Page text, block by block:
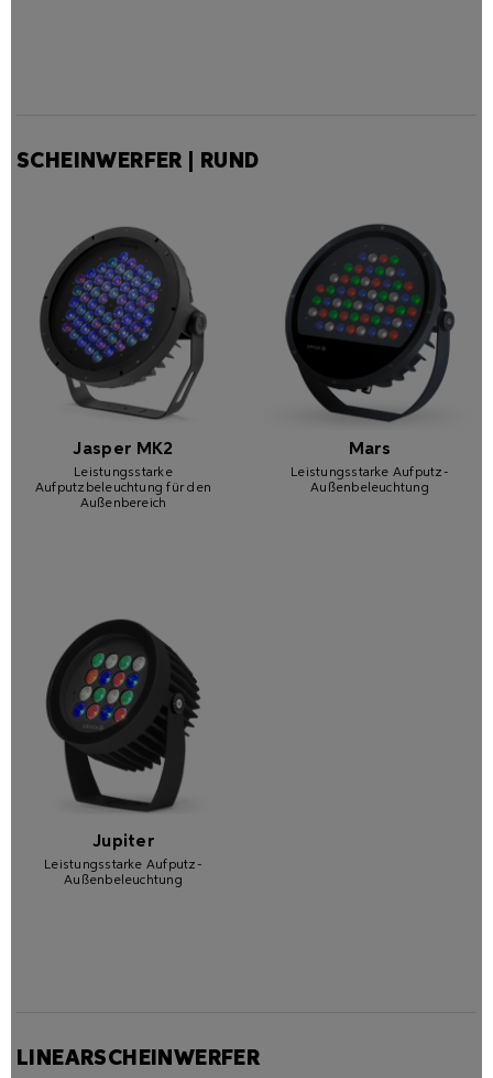
SCHEINWERFER | RUND
Jasper MK2
Leistungsstarke
Aufputzbeleuchtung für den
Außenbereich
Mars
Leistungsstarke Aufputz-
Außenbeleuchtung
Jupiter
Leistungsstarke Aufputz-
Außenbeleuchtung
LINEARSCHEINWERFER